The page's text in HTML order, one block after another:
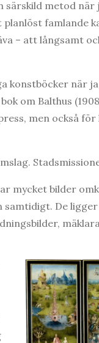
särskild metod
famlande
– att långsamt
konstböcker när
om Balthus
men också
mycket bilder
samtidigt. De